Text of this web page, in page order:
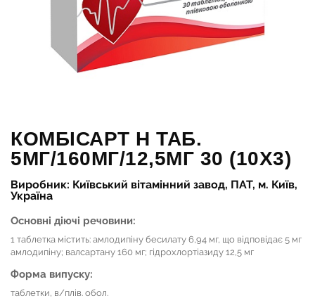
КОМБІСАРТ Н ТАБ.
5МГ/160МГ/12,5МГ 30 (10Х3)
Виробник: Київський вітамінний завод, ПАТ, м. Київ,
Україна
Основні діючі речовини:
1 таблетка містить: амлодипіну бесилату 6,94 мг, що відповідає 5 мг
амлодипіну; валсартану 160 мг; гідрохлортіазиду 12,5 мг
Форма випуску:
таблетки, в/плів. обол.